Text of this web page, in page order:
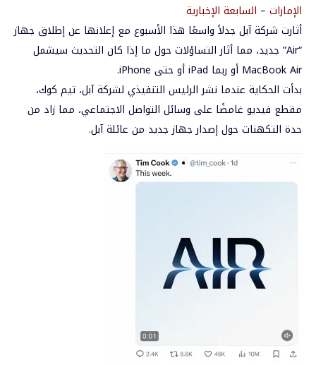
الإمارات – السابعة الإخبارية
أثارت شركة آبل جدلاً واسعًا هذا الأسبوع مع إعلانها عن إطلاق جهاز
“Air” جديد، مما أثار التساؤلات حول ما إذا كان التحديث سيشمل
MacBook Air أو ربما iPad أو حتى iPhone.
بدأت الحكاية عندما نشر الرئيس التنفيذي لشركة آبل، تيم كوك،
مقطع فيديو غامضًا على وسائل التواصل الاجتماعي، مما زاد من
حدة التكهنات حول إصدار جهاز جديد من عائلة آبل.